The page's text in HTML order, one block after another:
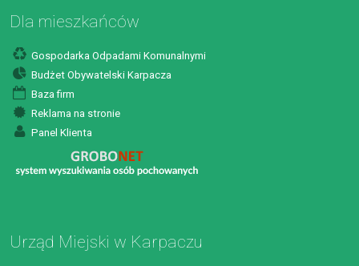
Dla mieszkańców
Gospodarka Odpadami Komunalnymi
Budżet Obywatelski Karpacza
Baza firm
Reklama na stronie
Panel Klienta
Urząd Miejski w Karpaczu